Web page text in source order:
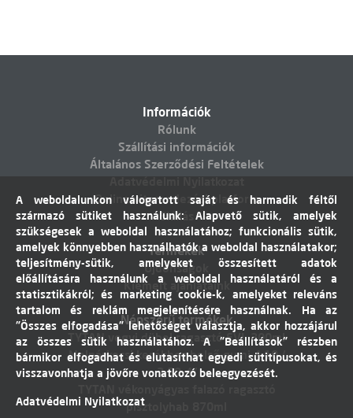
Információk
Rólunk
Szállítási információk
Általános Szerződési Feltételek
Online vitarendezési platform
Elállás
Termékek
Újdonságok
Kiemelt ajánlataink
Népszerű termékek
TYTAN vegyi dübel ragasztó EVI. 300ml
Molnárkocsi kerékhez belső gumi 4,10 /
3,50-4"
pisztolyhab 870ml
A weboldalunkon válogatott saját és harmadik féltől
származó sütiket használunk: Alapvető sütik, amelyek
szükségesek a weboldal használatához; funkcionális sütik,
amelyek könnyebben használhatók a weboldal használatakor;
teljesítmény-sütik, amelyeket összesített adatok
előállítására használunk a weboldal használatáról és a
statisztikákról; és marketing cookie-k, amelyeket releváns
tartalom és reklám megjelenítésére használnak. Ha az
"Összes elfogadása" lehetőséget választja, akkor hozzájárul
az összes sütik használatához. A "Beállítások" részben
bármikor elfogadhat és elutasíthat egyedi sütitípusokat, és
visszavonhatja a jövőre vonatkozó beleegyezését.
Adatvédelmi Nyilatkozat